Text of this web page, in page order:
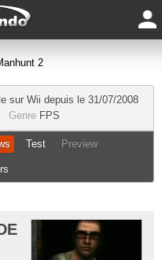
2
sur Wii depuis le 31/07/2008
Genre FPS
Test Preview